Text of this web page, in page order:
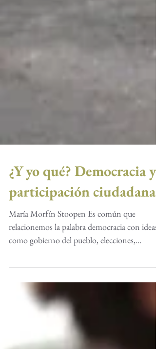
¿Y yo qué? Democracia y
participación ciudadana
relacionemos la palabra democracia con ideas
como gobierno del pueblo, elecciones,
credencial para...